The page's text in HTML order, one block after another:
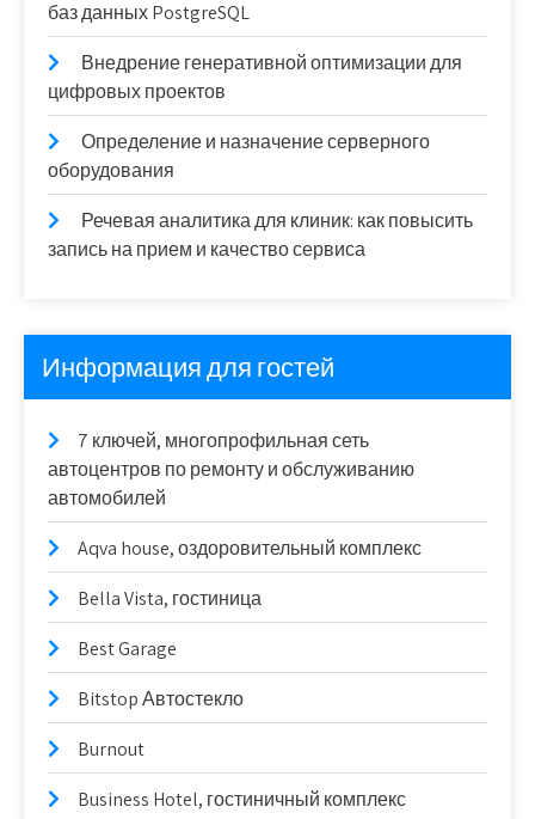
баз данных PostgreSQL
Внедрение генеративной оптимизации для
цифровых проектов
Определение и назначение серверного
оборудования
Речевая аналитика для клиник: как повысить
запись на прием и качество сервиса
Информация для гостей
7 ключей, многопрофильная сеть
автоцентров по ремонту и обслуживанию
автомобилей
Aqva house, оздоровительный комплекс
Bella Vista, гостиница
Best Garage
Bitstop Автостекло
Burnout
Business Hotel, гостиничный комплекс